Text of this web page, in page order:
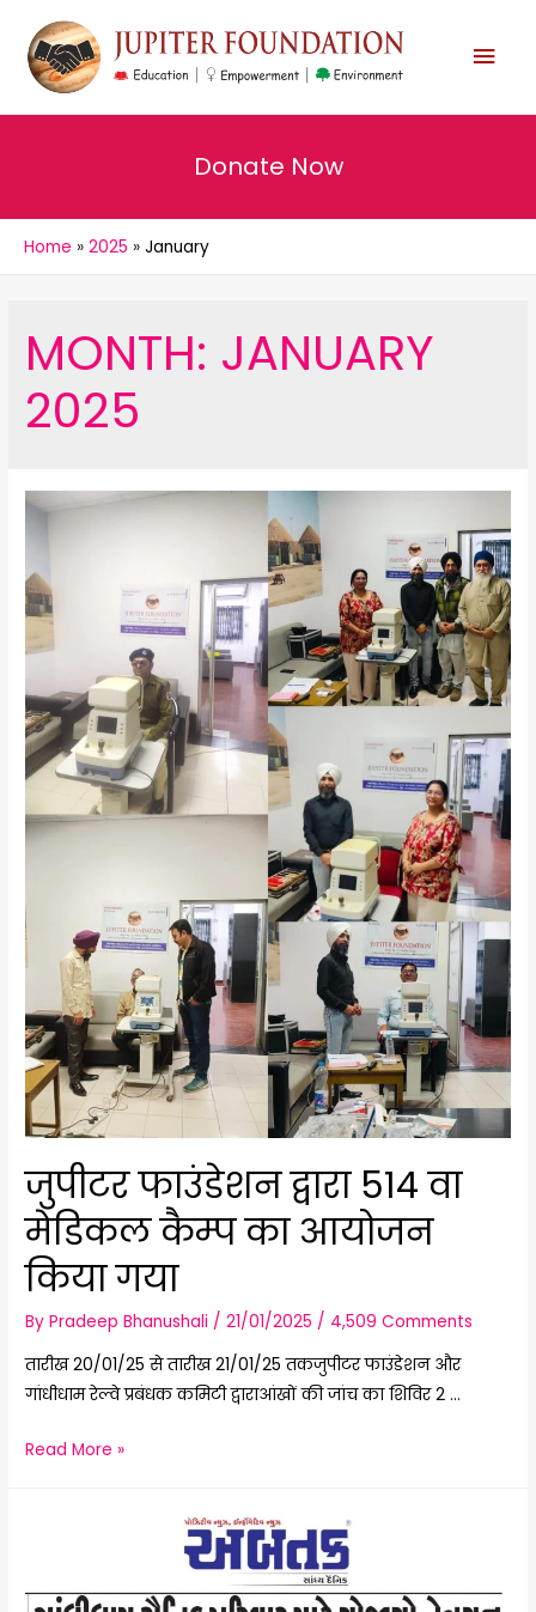
Donate Now
Home 2025 January
MONTH: JANUARY
2025
जुपीटर फाउंडेशन द्वारा 514 वा
मेडिकल कैम्प का आयोजन
किया गया
ByPradeep Bhanushali /21/01/2025 / 4,509 Comments
तारीख 20/01/25 से तारीख 21/01/25 तकजुपीटर फाउंडेशन और
गांधीधाम रेल्वे प्रबंधक कमिटी द्वाराआंखों की जांच का शिविर 2 …
जुपीटर
मेडिकल
Read More »